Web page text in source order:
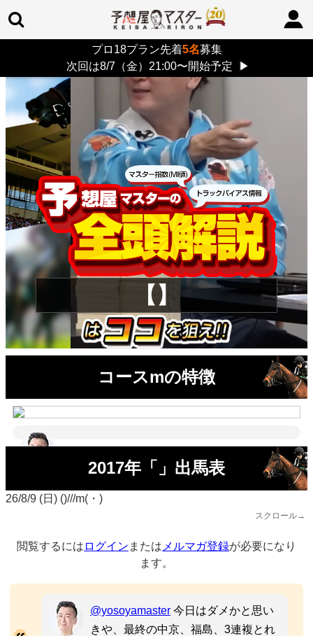
プロ18プラン先着5名募集
次回は8/7（金）21:00〜開始予定
▶
> 26/8/9 (日)
【】
コースmの特徴
2017年「」出馬表
26/8/9 (日) ()///m(・)
スクロール→
閲覧するには ログイン または メルマガ登録が必要になり
ます。
@yosoyamaster 今日はダメかと思い
きや、最終の中京、福島、3連複とれ